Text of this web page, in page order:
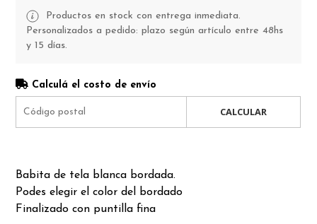
Productos en stock con entrega inmediata.
Personalizados a pedido: plazo según artículo entre 48hs
y 15 días.
Calculá el costo de envío
CALCULAR
Babita de tela blanca bordada.
Podes elegir el color del bordado
Finalizado con puntilla fina